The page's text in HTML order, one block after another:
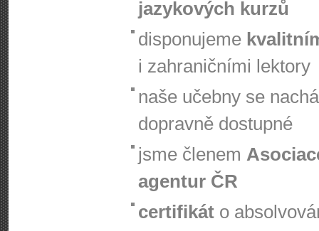
jazykových kurzů
disponujeme
i zahraničními lektory
naše učebny se
dopravně dostupné
jsme členem
agentur ČR
certifikát o